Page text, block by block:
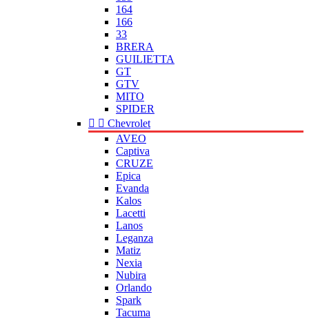
164
166
33
BRERA
GUILIETTA
GT
GTV
MITO
SPIDER
  Chevrolet
AVEO
Captiva
CRUZE
Epica
Evanda
Kalos
Lacetti
Lanos
Leganza
Matiz
Nexia
Nubira
Orlando
Spark
Tacuma